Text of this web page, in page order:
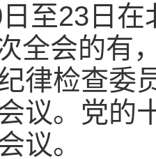
至23日在
全会的有
律检查委
议。党的
议。